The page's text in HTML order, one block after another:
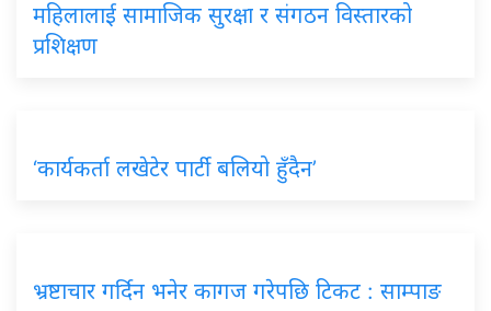
महिलालाई सामाजिक सुरक्षा र संगठन विस्तारको
प्रशिक्षण
‘कार्यकर्ता लखेटेर पार्टी बलियो हुँदैन’
भ्रष्टाचार गर्दिन भनेर कागज गरेपछि टिकट : साम्पाङ